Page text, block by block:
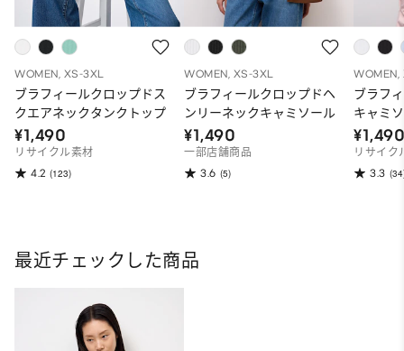
WOMEN, XS-3XL
ブラフィールクロップドス
クエアネックタンクトップ
¥1,490
リサイクル素材
4.2 (123)
WOMEN, XS-3XL
ブラフィールクロップドヘ
ンリーネックキャミソール
¥1,490
一部店舗商品
3.6 (5)
WOMEN,
ブラフ
キャミ
リサイク
3.3
最近チェックした商品